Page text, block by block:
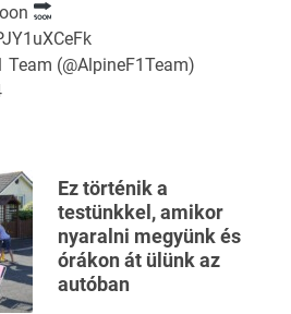
Team (@AlpineF1Team)
Ez történik a
testünkkel, amikor
nyaralni megyünk és
órákon át ülünk az
autóban